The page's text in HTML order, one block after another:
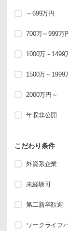
～699万円
700万～999万
1000万～1499
1500万～1999
2000万円～
年収非公開
こだわり条件
外資系企業
未経験可
第二新卒歓迎
ワークライフ